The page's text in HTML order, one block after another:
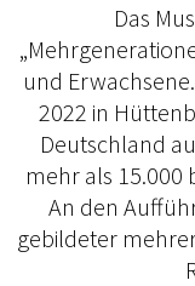
Das
und
2022 in
Deutschland
mehr als 15.000
An den
gebildeter